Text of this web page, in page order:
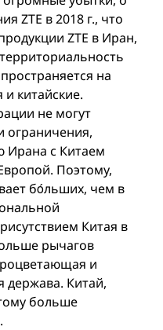
ZTE в 2018 г., что
ZTE в Иран,
на
китайские.
не могут
ограничения,
Ирана с Китаем
Поэтому,
бóльших, чем в
Китая в
рычагов
и
держава. Китай,
больше